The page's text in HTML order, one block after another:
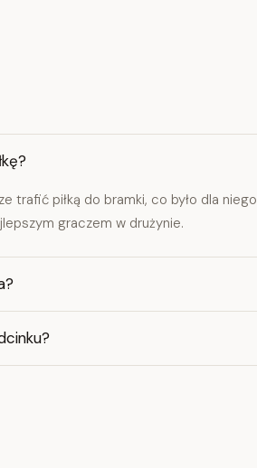
trafić piłką do bramki, co było dla niego
graczem w drużynie.